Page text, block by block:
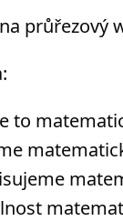
průřezový
to